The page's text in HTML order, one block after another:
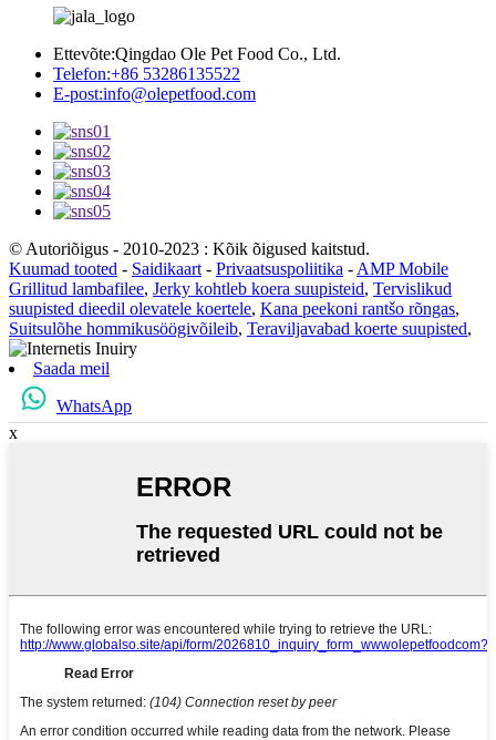
Ettevõte:Qingdao Ole Pet Food Co., Ltd.
Telefon:+86 53286135522
E-post:info@olepetfood.com
© Autoriõigus - 2010-2023 : Kõik õigused kaitstud.
Kuumad tooted - Saidikaart- Privaatsuspoliitika -AMP Mobile
Grillitud lambafilee, Jerky kohtleb koera suupisteid, Tervislikud
suupisted dieedil olevatele koertele, Kana peekoni rantšo rõngas,
Suitsulõhe hommikusöögivõileib, Teraviljavabad koerte suupisted,
Saada meil
WhatsApp
x